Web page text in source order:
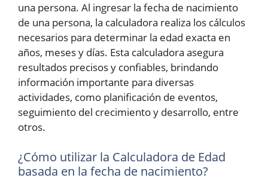
una persona. Al ingresar la fecha de nacimiento
de una persona, la calculadora realiza los cálculos
necesarios para determinar la edad exacta en
años, meses y días. Esta calculadora asegura
resultados precisos y confiables, brindando
información importante para diversas
actividades, como planificación de eventos,
seguimiento del crecimiento y desarrollo, entre
otros.
¿Cómo utilizar la Calculadora de Edad
basada en la fecha de nacimiento?